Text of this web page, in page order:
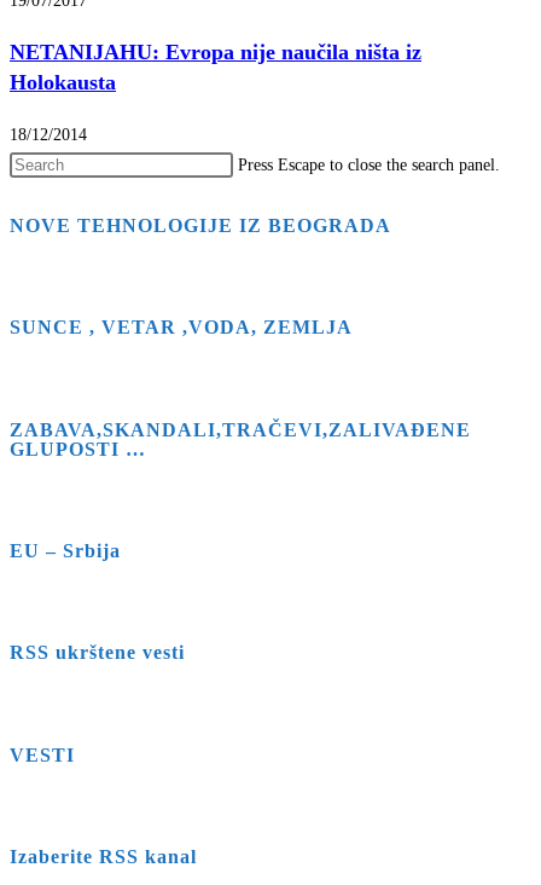
NETANIJAHU: Evropa nije naučila ništa iz
Holokausta
18/12/2014
Press Escape to close the search panel.
NOVE TEHNOLOGIJE IZ BEOGRADA
SUNCE , VETAR ,VODA, ZEMLJA
ZABAVA,SKANDALI,TRAČEVI,ZALIVAĐENE
GLUPOSTI …
EU – Srbija
RSS ukrštene vesti
VESTI
Izaberite RSS kanal